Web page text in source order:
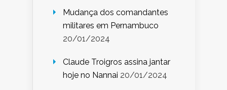
Mudança dos comandantes
militares em Pernambuco
20/01/2024
Claude Troigros assina jantar
hoje no Nannai 20/01/2024